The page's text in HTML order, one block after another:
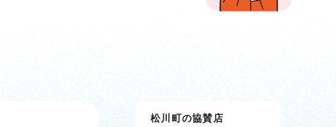
松川町の協賛店